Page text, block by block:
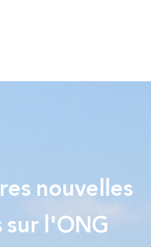
nouvelles
l'ONG